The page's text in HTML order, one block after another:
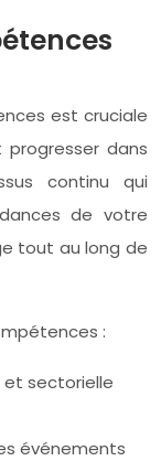
est cruciale
dans
continu qui
de votre
tout au long de
:
et sectorielle
événements